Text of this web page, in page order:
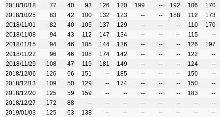
2018/10/18
77 40 93 126 120 199 -- 192 106
170
2018/10/25
83 42 100 132 123 -- -- 188 112
173
2018/11/01
82 40 105 137 129 -- -- -- 110
170
2018/11/08
94 43 112 147 134 -- -- -- 115
--
2018/11/15
94 46 105 144 136 -- -- -- 126
197
2018/11/22
96 46 108 174 142 -- -- -- 122
--
2018/11/29
108 47 119 181 149 -- -- -- 124
--
2018/12/06
126 66 151 -- 185 -- -- -- 150
--
2018/12/13
109 50 129 -- 174 -- -- -- 150
--
2018/12/20
125 59 159 -- -- -- -- -- 183
--
2018/12/27
172 88 -- -- -- -- -- -- --
--
2019/01/03
125 63 138 -- -- -- -- -- --
--